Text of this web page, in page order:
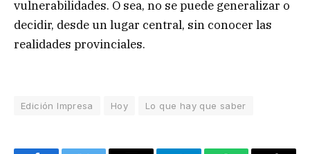
vulnerabilidades. O sea, no se puede generalizar o
decidir, desde un lugar central, sin conocer las
realidades provinciales.
Edición Impresa Hoy Lo que hay que saber